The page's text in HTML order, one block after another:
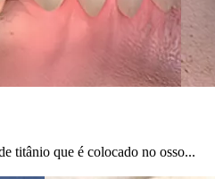
titânio que é colocado no osso...